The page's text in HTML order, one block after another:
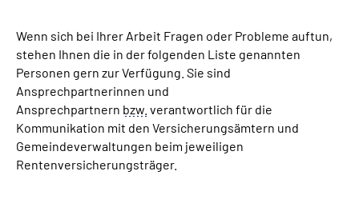
Wenn sich bei Ihrer Arbeit Fragen oder Probleme auftun,
stehen Ihnen die in der folgenden Liste genannten
Personen gern zur Verfügung. Sie sind
Ansprechpartnerinnen und
Ansprechpartnern bzw. verantwortlich für die
Kommunikation mit den Versicherungsämtern und
Gemeindeverwaltungen beim jeweiligen
Rentenversicherungsträger.